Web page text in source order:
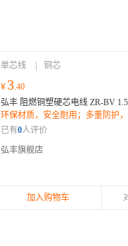
单芯线 铜芯
¥ 3.40
弘丰 阻燃铜塑硬芯电线 ZR-BV
环保材质，安全耐用；多重防护
强；灵活柔软，易安装布线；
已有0人评价
弘丰旗舰店
加入购物车